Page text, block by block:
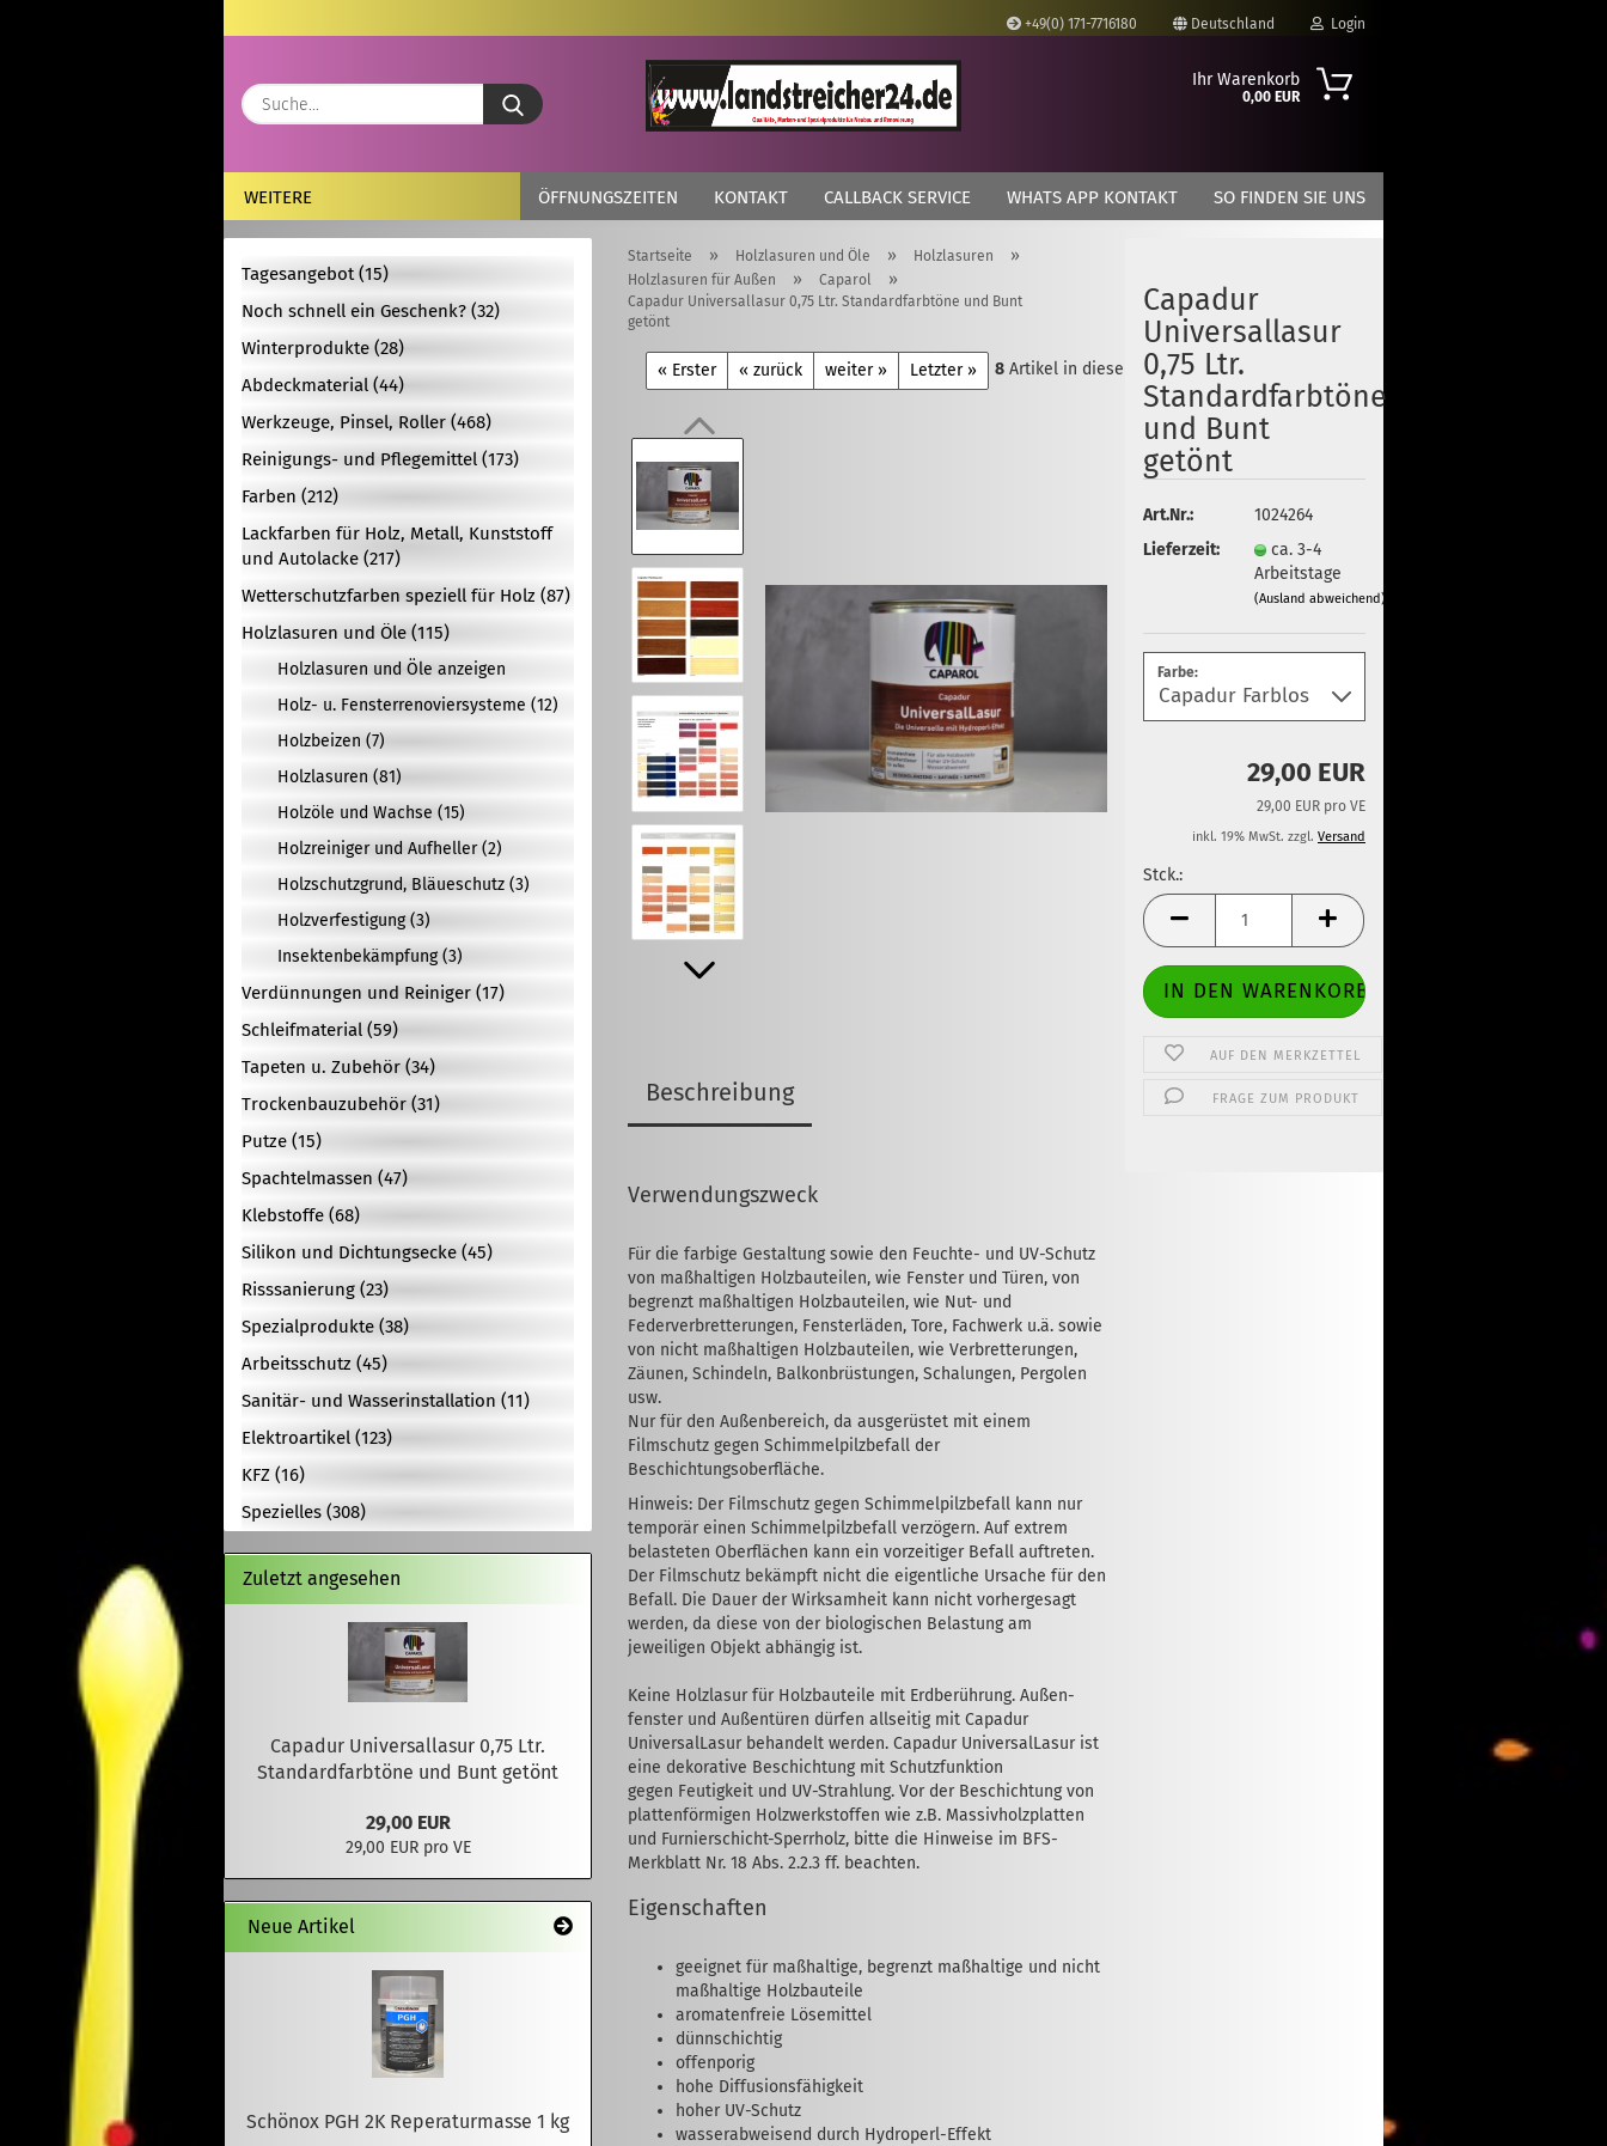
+49(0) 171-7716180 Deutschland
Lieferland
Login
Passwort
Konto erstellen
Passwort vergessen?
Suche...
Ihr Warenkorb
0,00 EUR
ÖFFNUNGSZEITEN KONTAKT CALLBACK SERVICE WHATS APP KONTAKT SO FINDEN SIE UNS
WEITERE
Startseite » Holzlasuren und Öle » Holzlasuren »
Holzlasuren für Außen » Caparol »
Capadur Universallasur 0,75 Ltr. Standardfarbtöne und Bunt
getönt
« Erster « zurück weiter » Letzter » 8 Artikel in dieser Kategorie
Capadur
Universallasur
0,75 Ltr.
Standardfarbtöne
und Bunt
getönt
Art.Nr.:
1024264
Lieferzeit:
ca. 3-4
Arbeitstage
(Ausland abweichend)
Farbe:
29,00 EUR
29,00 EUR pro VE
inkl. 19% MwSt. zzgl. Versand
Stck.:
Stck.
AUF DEN MERKZETTEL
FRAGE ZUM PRODUKT
Beschreibung
Verwendungszweck
Für die farbige Gestaltung sowie den Feuchte- und UV-Schutz
von maßhaltigen Holzbauteilen, wie Fenster und Türen, von
begrenzt maßhaltigen Holz­bau­teilen, wie Nut- und
Federverbrette­rungen, Fensterläden, Tore, Fachwerk u.ä. sowie
von nicht maßhaltigen Holzbauteilen, wie Verbretterungen,
Zäunen, Schindeln, Balkonbrüstungen, Schalungen, Pergolen
usw.
Nur für den Außenbereich, da ausgerüstet mit einem
Filmschutz gegen Schimmelpilzbefall der
Beschichtungsoberfläche.
Hinweis: Der Filmschutz gegen Schimmelpilzbefall kann nur
temporär einen Schimmelpilzbefall verzögern. Auf extrem
belasteten Oberflächen kann ein vorzeitiger Befall auftreten.
Der Filmschutz bekämpft nicht die eigentliche Ursache für den
Befall. Die Dauer der Wirksamheit kann nicht vorhergesagt
werden, da diese von der biologischen Belastung am
jeweiligen Objekt abhängig ist.
Keine Holz­lasur für Holzbauteile mit Erdberührung. Außen­
fenster und Außentüren dürfen all­seitig mit Capadur
UniversalLasur behandelt werden. Capadur UniversalLasur ist
eine dekorative Beschichtung mit Schutzfunktion
gegen Feutigkeit und UV-Strahlung. Vor der Beschichtung von
plattenförmigen Holzwerkstoffen wie z.B. Massivholzplatten
und Furnierschicht-Sperrholz, bitte die Hinweise im BFS-
Merkblatt Nr. 18 Abs. 2.2.3 ff. beachten.
Eigenschaften
geeignet für maßhaltige, begrenzt maß­­­­­­­­­haltige und nicht
maßhaltige Holzbau­teile
aromatenfreie Lösemittel
dünnschichtig
offenporig
hohe Diffusionsfähigkeit
hoher UV-Schutz
wasserabweisend durch Hydroperl-Effekt
Tagesangebot (15)
Noch schnell ein Geschenk? (32)
Winterprodukte (28)
Abdeckmaterial (44)
Werkzeuge, Pinsel, Roller (468)
Reinigungs- und Pflegemittel (173)
Farben (212)
Lackfarben für Holz, Metall, Kunststoff
und Autolacke (217)
Wetterschutzfarben speziell für Holz (87)
Holzlasuren und Öle (115)
Holzlasuren und Öle anzeigen
Holz- u. Fensterrenoviersysteme (12)
Holzbeizen (7)
Holzlasuren (81)
Holzöle und Wachse (15)
Holzreiniger und Aufheller (2)
Holzschutzgrund, Bläueschutz (3)
Holzverfestigung (3)
Insektenbekämpfung (3)
Verdünnungen und Reiniger (17)
Schleifmaterial (59)
Tapeten u. Zubehör (34)
Trockenbauzubehör (31)
Putze (15)
Spachtelmassen (47)
Klebstoffe (68)
Silikon und Dichtungsecke (45)
Risssanierung (23)
Spezialprodukte (38)
Arbeitsschutz (45)
Sanitär- und Wasserinstallation (11)
Elektroartikel (123)
KFZ (16)
Spezielles (308)
Zuletzt angesehen
Capadur Universallasur 0,75 Ltr.
Standardfarbtöne und Bunt getönt
29,00 EUR
29,00 EUR pro VE
Neue Artikel
Schönox PGH 2K Reperaturmasse 1 kg